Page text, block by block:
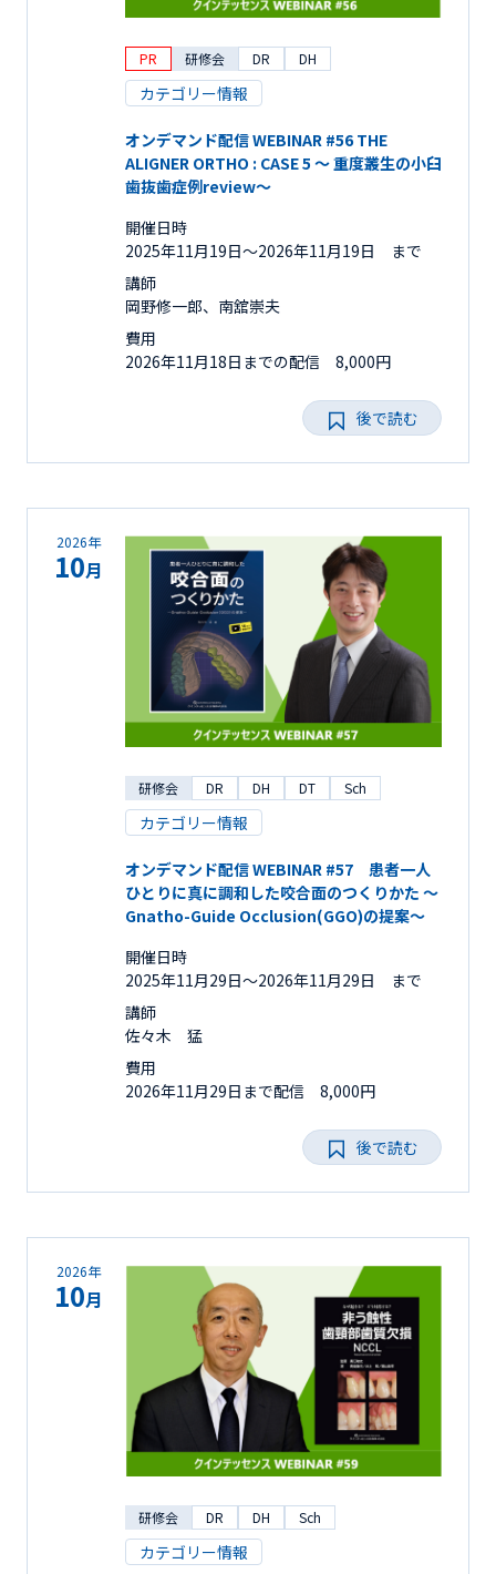
PR 研修会 DR DH
カテゴリー情報
オンデマンド配信 WEBINAR #56 THE
ALIGNER ORTHO : CASE 5 ～ 重度叢生の小臼
歯抜歯症例review～
開催日時
2025年11月19日〜2026年11月19日 まで
講師
岡野修一郎、南舘崇夫
費用
2026年11月18日までの配信 8,000円
後で読む
2026年
10月
研修会 DR DH DT Sch
カテゴリー情報
オンデマンド配信 WEBINAR #57 患者一人
ひとりに真に調和した咬合面のつくりかた ～
Gnatho-Guide Occlusion(GGO)の提案～
開催日時
2025年11月29日〜2026年11月29日 まで
講師
佐々木 猛
費用
2026年11月29日まで配信 8,000円
後で読む
2026年
10月
研修会 DR DH Sch
カテゴリー情報